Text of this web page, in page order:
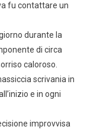
fu contattare un
durante la
di circa
caloroso.
scrivania in
e in ogni
improvvisa